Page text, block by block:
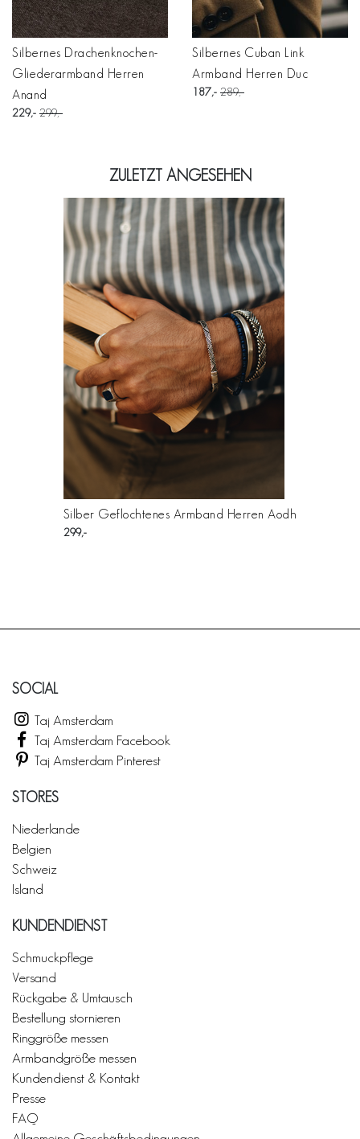
Silbernes Drachenknochen-
Gliederarmband Herren
Anand
229 299
Silbernes Cuban Link
Armband Herren Duc
187 289
ZULETZT ANGESEHEN
Silber Geflochtenes Armband Herren Aodh
299
SOCIAL
Taj Amsterdam
Taj Amsterdam Facebook
Taj Amsterdam Pinterest
STORES
Niederlande
Belgien
Schweiz
Island
KUNDENDIENST
Schmuckpflege
Versand
Rückgabe & Umtausch
Bestellung stornieren
Ringgröße messen
Armbandgröße messen
Kundendienst & Kontakt
Presse
FAQ